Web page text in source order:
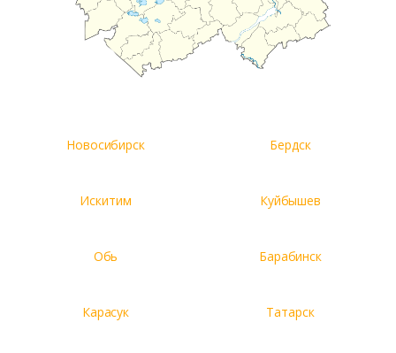
Новосибирск Бердск
Искитим Куйбышев
Обь Барабинск
Карасук Татарск